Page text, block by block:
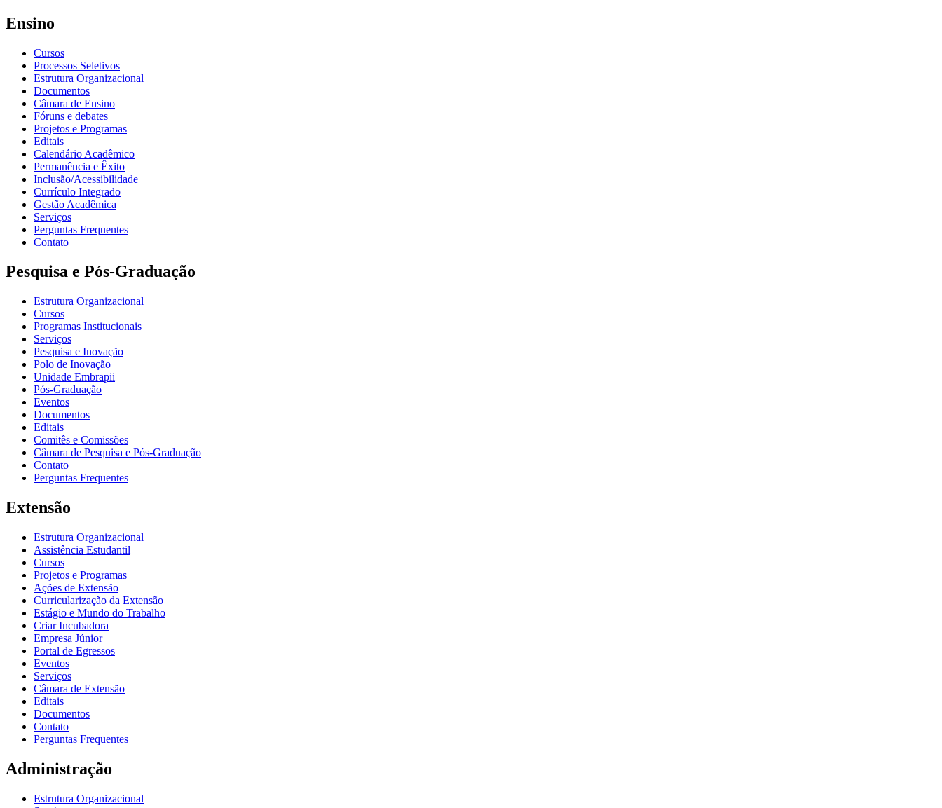
Ensino
Cursos
Processos Seletivos
Estrutura Organizacional
Documentos
Câmara de Ensino
Fóruns e debates
Projetos e Programas
Editais
Calendário Acadêmico
Permanência e Êxito
Inclusão/Acessibilidade
Currículo Integrado
Gestão Acadêmica
Serviços
Perguntas Frequentes
Contato
Pesquisa e Pós-Graduação
Estrutura Organizacional
Cursos
Programas Institucionais
Serviços
Pesquisa e Inovação
Polo de Inovação
Unidade Embrapii
Pós-Graduação
Eventos
Documentos
Editais
Comitês e Comissões
Câmara de Pesquisa e Pós-Graduação
Contato
Perguntas Frequentes
Extensão
Estrutura Organizacional
Assistência Estudantil
Cursos
Projetos e Programas
Ações de Extensão
Curricularização da Extensão
Estágio e Mundo do Trabalho
Criar Incubadora
Empresa Júnior
Portal de Egressos
Eventos
Serviços
Câmara de Extensão
Editais
Documentos
Contato
Perguntas Frequentes
Administração
Estrutura Organizacional